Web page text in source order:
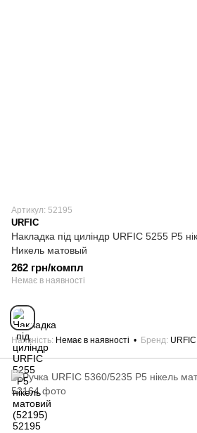
Артикул: 52195
URFIC
Накладка під циліндр URFIC 5255 P5
Никель матовый
262 грн/компл
Немає в наявності
Наявність Немає в наявності Бренд URFIC